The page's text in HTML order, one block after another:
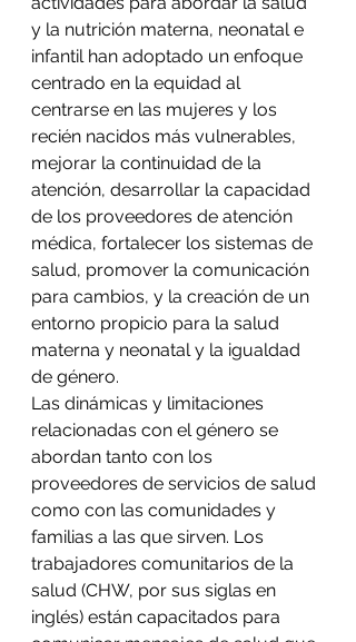
y la nutrición materna, neonatal e
infantil han adoptado un enfoque
centrado en la equidad al
centrarse en las mujeres y los
recién nacidos más vulnerables,
mejorar la continuidad de la
atención, desarrollar la capacidad
de los proveedores de atención
médica, fortalecer los sistemas de
salud, promover la comunicación
para cambios, y la creación de un
entorno propicio para la salud
materna y neonatal y la igualdad
de género.
Las dinámicas y limitaciones
relacionadas con el género se
abordan tanto con los
proveedores de servicios de salud
como con las comunidades y
familias a las que sirven. Los
trabajadores comunitarios de la
salud (CHW, por sus siglas en
inglés) están capacitados para